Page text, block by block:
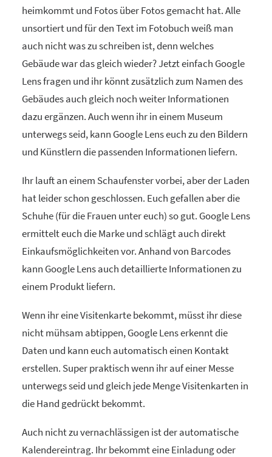
heimkommt und Fotos über Fotos gemacht hat. Alle
unsortiert und für den Text im Fotobuch weiß man
auch nicht was zu schreiben ist, denn welches
Gebäude war das gleich wieder? Jetzt einfach Google
Lens fragen und ihr könnt zusätzlich zum Namen des
Gebäudes auch gleich noch weiter Informationen
dazu ergänzen. Auch wenn ihr in einem Museum
unterwegs seid, kann Google Lens euch zu den Bildern
und Künstlern die passenden Informationen liefern.
Ihr lauft an einem Schaufenster vorbei, aber der Laden
hat leider schon geschlossen. Euch gefallen aber die
Schuhe (für die Frauen unter euch) so gut. Google Lens
ermittelt euch die Marke und schlägt auch direkt
Einkaufsmöglichkeiten vor. Anhand von Barcodes
kann Google Lens auch detaillierte Informationen zu
einem Produkt liefern.
Wenn ihr eine Visitenkarte bekommt, müsst ihr diese
nicht mühsam abtippen, Google Lens erkennt die
Daten und kann euch automatisch einen Kontakt
erstellen. Super praktisch wenn ihr auf einer Messe
unterwegs seid und gleich jede Menge Visitenkarten in
die Hand gedrückt bekommt.
Auch nicht zu vernachlässigen ist der automatische
Kalendereintrag. Ihr bekommt eine Einladung oder